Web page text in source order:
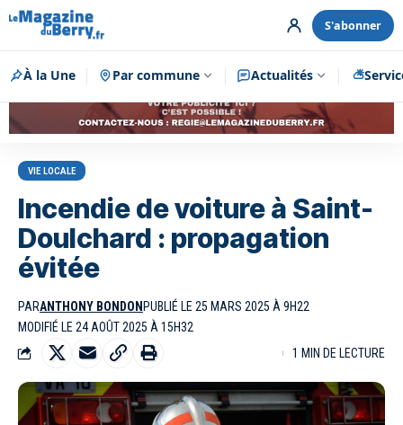
S'abonner
À la Une Par commune Actualités
Publicité
VIE LOCALE
Incendie de voiture à Saint-
Doulchard : propagation
évitée
PARANTHONY BONDON PUBLIÉ LE 25 MARS 2025 À 9H22
MODIFIÉ LE 24 AOÛT 2025 À 15H32
1 MIN DE LECTURE